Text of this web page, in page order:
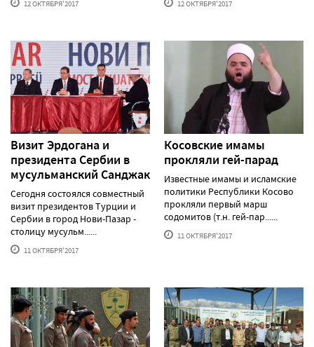
12 ОКТЯБРЯ'2017 12 ОКТЯБРЯ'2017
Визит Эрдогана и
президента Сербии в
мусульманский Санджак
Сегодня состоялся совместный
визит президентов Турции и
Сербии в город Нови-Пазар -
столицу мусульм......
11 ОКТЯБРЯ'2017
Косовские имамы
прокляли гей-парад
Известные имамы и исламские
политики Республики Косово
прокляли первый марш
содомитов (т.н. гей-пар......
11 ОКТЯБРЯ'2017